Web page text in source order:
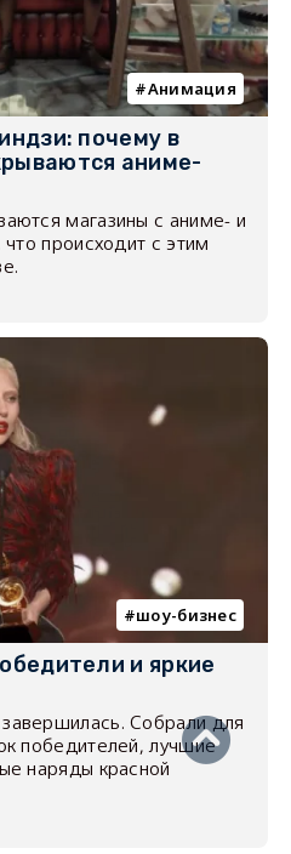
Анимация
почему в
аниме-
магазины с аниме- и
происходит с этим
шоу-бизнес
и яркие
Собрали для
победителей, лучшие
наряды красной